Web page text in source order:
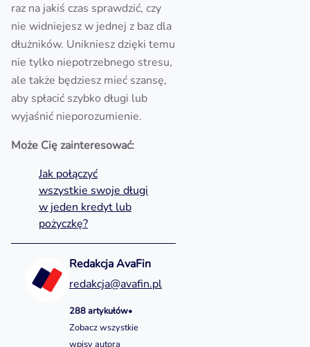
raz na jakiś czas sprawdzić, czy
nie widniejesz w jednej z baz dla
dłużników. Unikniesz dzięki temu
nie tylko niepotrzebnego stresu,
ale także będziesz mieć szansę,
aby spłacić szybko długi lub
wyjaśnić nieporozumienie.
Może Cię zainteresować:
Jak połączyć
wszystkie swoje długi
w jeden kredyt lub
pożyczkę?
Redakcja AvaFin
redakcja@avafin.pl
288 artykułów•
Zobacz wszystkie
wpisy autora